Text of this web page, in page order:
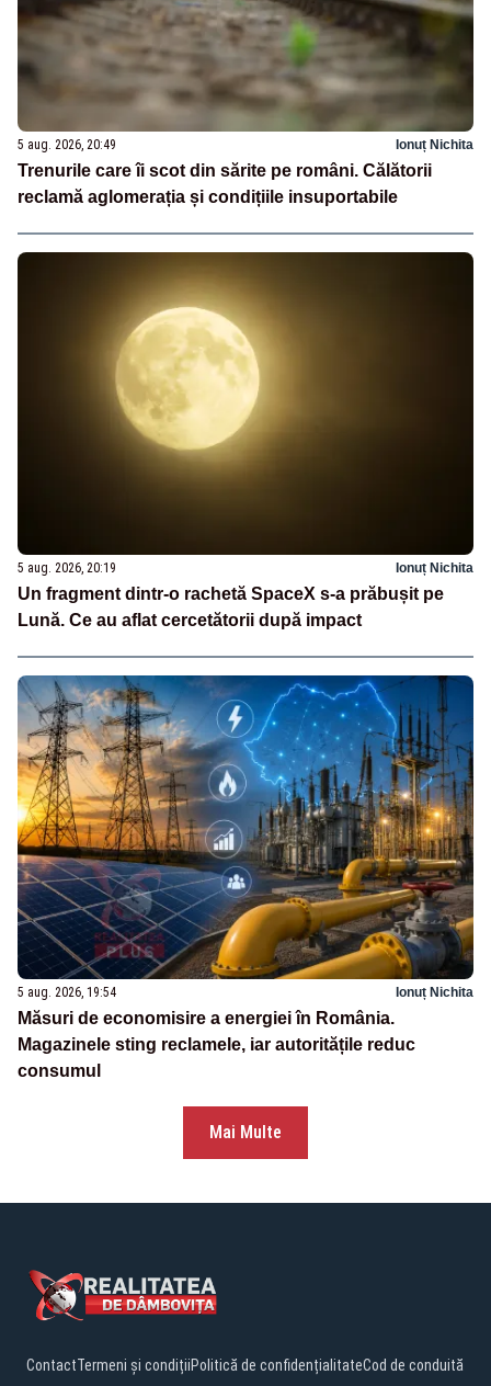
5 aug. 2026, 20:49 Ionuț Nichita
Trenurile care îi scot din sărite pe români. Călătorii
reclamă aglomerația și condițiile insuportabile
5 aug. 2026, 20:19 Ionuț Nichita
Un fragment dintr-o rachetă SpaceX s-a prăbușit pe
Lună. Ce au aflat cercetătorii după impact
5 aug. 2026, 19:54 Ionuț Nichita
Măsuri de economisire a energiei în România.
Magazinele sting reclamele, iar autoritățile reduc
consumul
Mai Multe
ContactTermeni și condițiiPolitică de confidențialitateCod de conduită